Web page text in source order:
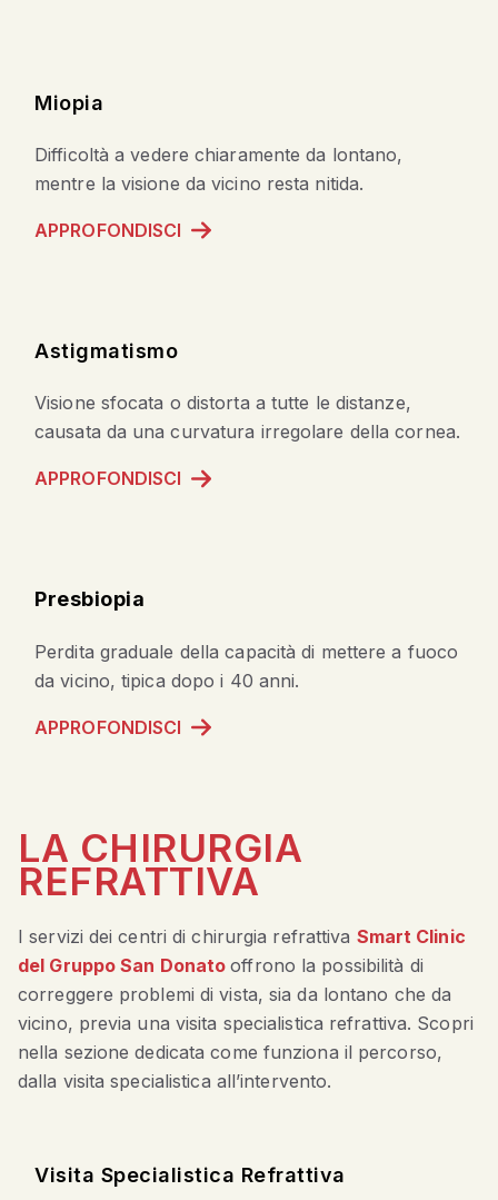
Miopia
Difficoltà a vedere chiaramente da lontano,
mentre la visione da vicino resta nitida.
APPROFONDISCI
Astigmatismo
Visione sfocata o distorta a tutte le distanze,
causata da una curvatura irregolare della cornea.
APPROFONDISCI
Presbiopia
Perdita graduale della capacità di mettere a fuoco
da vicino, tipica dopo i 40 anni.
APPROFONDISCI
LA CHIRURGIA
REFRATTIVA
I servizi dei centri di chirurgia refrattiva Smart Clinic
del Gruppo San Donato offrono la possibilità di
correggere problemi di vista, sia da lontano che da
vicino, previa una visita specialistica refrattiva. Scopri
nella sezione dedicata come funziona il percorso,
dalla visita specialistica all’intervento.
Visita Specialistica Refrattiva